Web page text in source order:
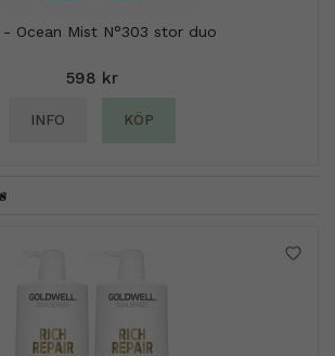
- Ocean Mist N°303 stor duo
598 kr
INFO KÖP